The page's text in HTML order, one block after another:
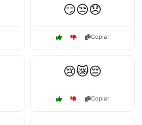
😏😒😞
Copiar
😢😿😔
Copiar